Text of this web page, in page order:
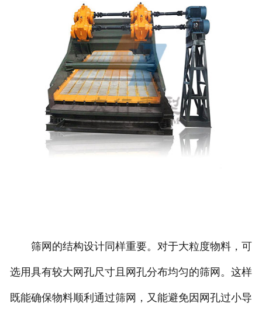
筛网的结构设计同样重要。对于大粒度物料，可
选用具有较大网孔尺寸且网孔分布均匀的筛网。这样
既能确保物料顺利通过筛网，又能避免因网孔过小导